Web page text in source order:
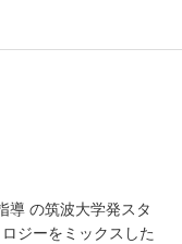
導 の筑波大学発スタ
ジーをミックスした